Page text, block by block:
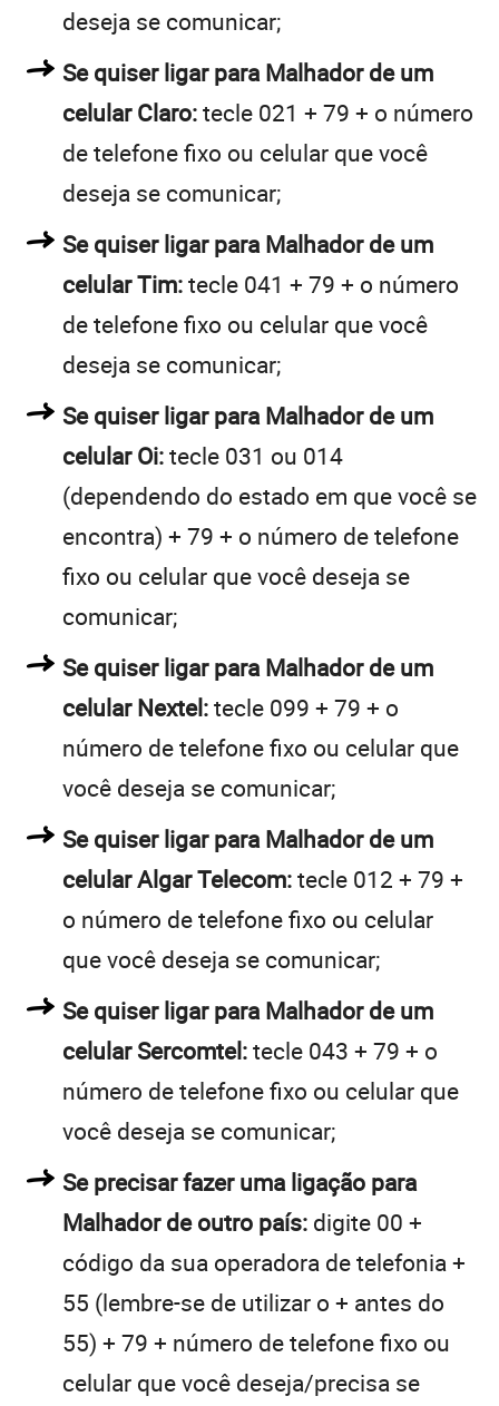
deseja se comunicar;
Se quiser ligar para Malhador de um
celular Claro:tecle 021 + 79 + o número
de telefone fixo ou celular que você
deseja se comunicar;
Se quiser ligar para Malhador de um
celular Tim:tecle 041 + 79 + o número
de telefone fixo ou celular que você
deseja se comunicar;
Se quiser ligar para Malhador de um
celular Oi:tecle 031 ou 014
(dependendo do estado em que você se
encontra) + 79 + o número de telefone
fixo ou celular que você deseja se
comunicar;
Se quiser ligar para Malhador de um
celular Nextel:tecle 099 + 79 + o
número de telefone fixo ou celular que
você deseja se comunicar;
Se quiser ligar para Malhador de um
celular Algar Telecom:tecle 012 + 79 +
o número de telefone fixo ou celular
que você deseja se comunicar;
Se quiser ligar para Malhador de um
celular Sercomtel:tecle 043 + 79 + o
número de telefone fixo ou celular que
você deseja se comunicar;
Se precisar fazer uma ligação para
Malhador de outro país: digite 00 +
código da sua operadora de telefonia +
55 (lembre-se de utilizar o + antes do
55) + 79 + número de telefone fixo ou
celular que você deseja/precisa se